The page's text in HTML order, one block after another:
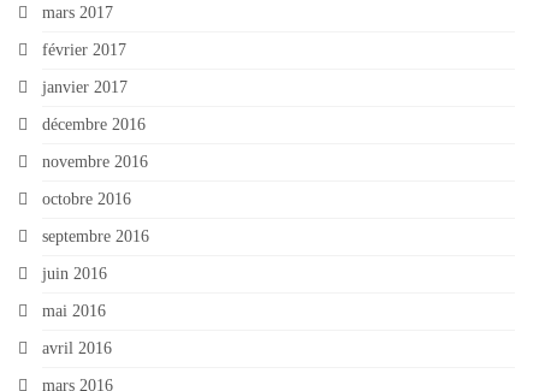
mars 2017
février 2017
janvier 2017
décembre 2016
novembre 2016
octobre 2016
septembre 2016
juin 2016
mai 2016
avril 2016
mars 2016